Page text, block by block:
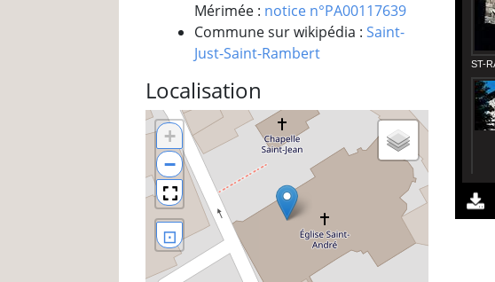
Mérimée : notice n°PA00117639
Commune sur wikipédia :Saint-
Just-Saint-Rambert
Localisation
+
−
⊡